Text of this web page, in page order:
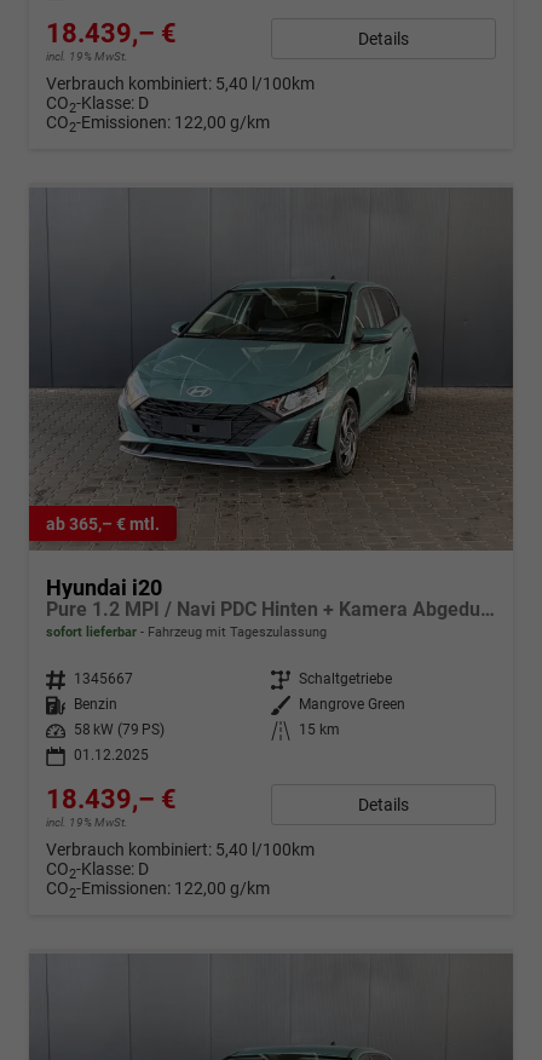
18.439,– €
incl. 19% MwSt.
Details
Verbrauch kombiniert: 5,40 l/100km
CO2-Klasse: D
CO2-Emissionen: 122,00 g/km
ab 365,– € mtl.
Hyundai i20
Pure 1.2 MPI / Navi PDC Hinten + Kamera Abgedunkelte Scheiben Tempomat Alu 16"
sofort lieferbar Fahrzeug mit Tageszulassung
Fahrzeugnr. 1345667 Getriebe Schaltgetriebe
Kraftstoff
Benzin Außenfarbe
Mangrove Green
Leistung
58 kW (79 PS) Kilometerstand
15 km
01.12.2025
18.439,– €
incl. 19% MwSt.
Details
Verbrauch kombiniert: 5,40 l/100km
CO2-Klasse: D
CO2-Emissionen: 122,00 g/km